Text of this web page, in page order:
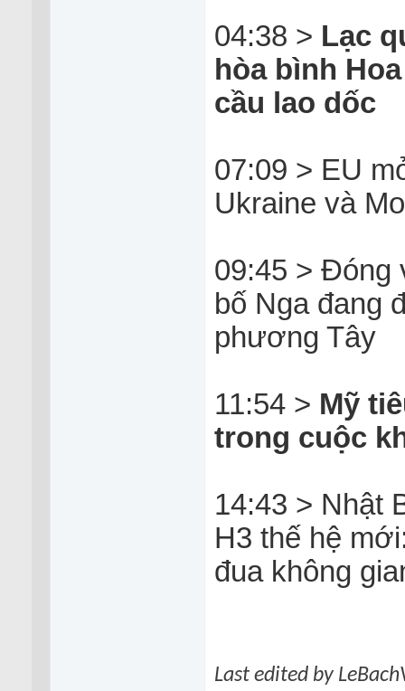
04:38 > Lạc
hòa bình
cầu lao dốc
07:09 > EU
Ukraine và
09:45 > Đóng
bố Nga đang
phương Tây
11:54 > Mỹ
trong cuộc
14:43 > Nhật
H3 thế hệ
đua không
Last edited by